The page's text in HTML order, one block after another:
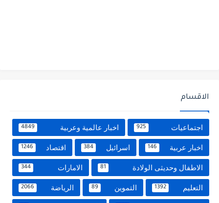
الاقسام
اجتماعيات 925 اخبار عالمية وعربية 4849
اخبار عربية 146 اسرائيل 384 اقتصاد 1246
الاطفال وحديثى الولادة 81 الامارات 344
التعليم 1392 التموين 89 الرياضة 2066